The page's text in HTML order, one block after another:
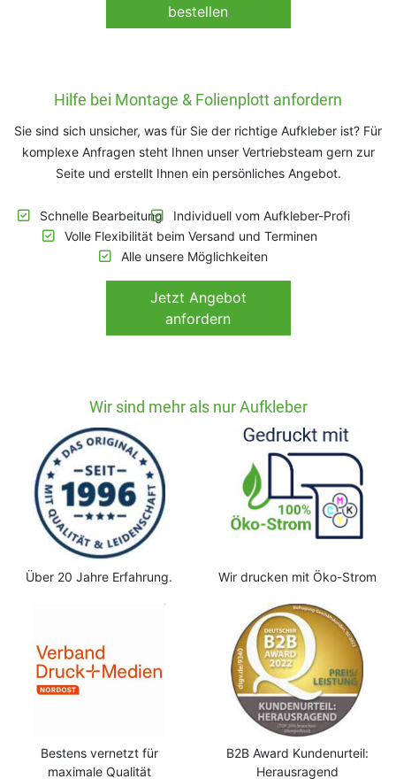
bestellen
Hilfe bei Montage & Folienplott anfordern
Sie sind sich unsicher, was für Sie der richtige Aufkleber ist? Für
komplexe Anfragen steht Ihnen unser Vertriebsteam gern zur
Seite und erstellt Ihnen ein persönliches Angebot.
Schnelle Bearbeitung
Individuell vom Aufkleber-Profi
Volle Flexibilität beim Versand und Terminen
Alle unsere Möglichkeiten
Jetzt Angebot
anfordern
Wir sind mehr als nur Aufkleber
Über 20 Jahre Erfahrung. Wir drucken mit Öko-Strom
Bestens vernetzt für
maximale Qualität
B2B Award Kundenurteil:
Herausragend